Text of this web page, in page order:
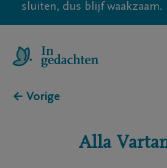
sluiten, dus blijf waakzaam.
← Vorige
Alla